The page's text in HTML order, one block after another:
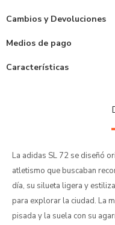
Cambios y Devoluciones
Medios de pago
Características
La adidas SL 72 se diseñó
atletismo que buscaban
día, su silueta ligera y
para explorar la ciudad. La
pisada y la suela con su